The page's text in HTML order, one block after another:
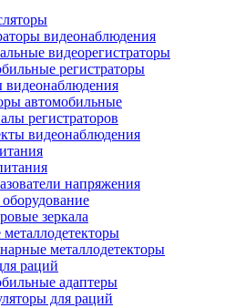
видеонаблюдения
видеорегистраторы
регистраторы
автомобильные
регистраторов
видеонаблюдения
напряжения
зеркала
металлодетекторы
раций
адаптеры
для раций